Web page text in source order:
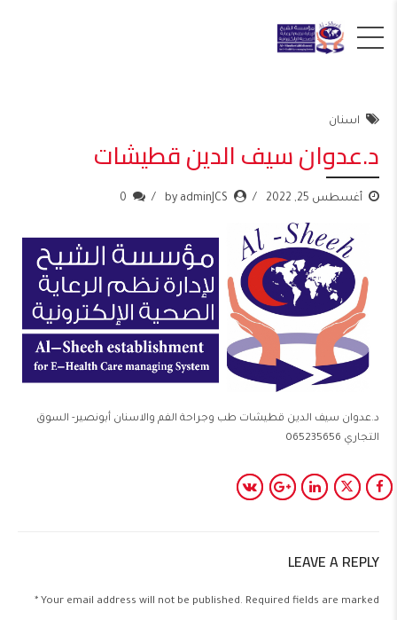
اسنان
د.عدوان سيف الدين قطيشات
أغسطس 25, 2022 by adminJCS
0
د.عدوان سيف الدين قطيشات طب وجراحة الفم والاسنان أبونصير- السوق
التجاري 065235656
LEAVE A REPLY
Your email address will not be published. Required fields are marked *